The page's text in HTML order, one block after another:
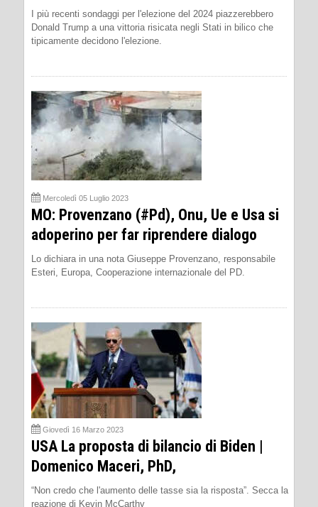
I più recenti sondaggi per l'elezione del 2024 piazzerebbero
Donald Trump a una vittoria risicata negli Stati in bilico che
tipicamente decidono l'elezione.
Mercoledì 05 Luglio 2023
MO: Provenzano (#Pd), Onu, Ue e Usa si
adoperino per far riprendere dialogo
Lo dichiara in una nota Giuseppe Provenzano, responsabile
Esteri, Europa, Cooperazione internazionale del PD.
Giovedì 16 Marzo 2023
USA La proposta di bilancio di Biden |
Domenico Maceri, PhD,
“Non credo che l'aumento delle tasse sia la risposta”. Secca la
reazione di Kevin McCarthy